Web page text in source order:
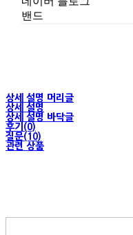
밴드
상세 설명 머리글
상세 설명
상세 설명 바닥글
후기(0)
질문(10)
관련 상품